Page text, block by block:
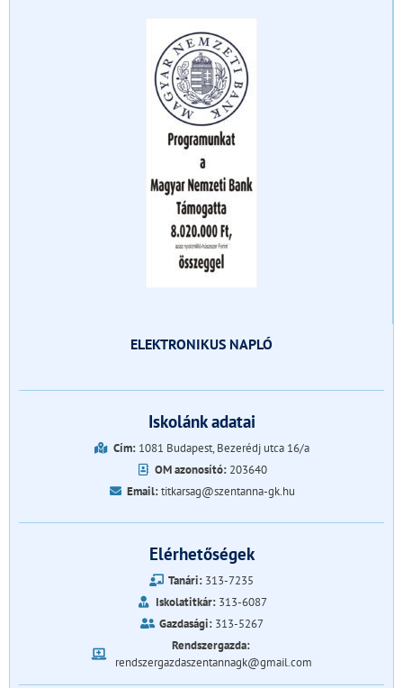
ELEKTRONIKUS NAPLÓ
Iskolánk adatai
Cím:1081 Budapest, Bezerédj utca 16/a
OM azonosító: 203640
Email:titkarsag@szentanna-gk.hu
Elérhetőségek
Tanári: 313-7235
Iskolatitkár:313-6087
Gazdasági:313-5267
Rendszergazda:
rendszergazdaszentannagk@gmail.com